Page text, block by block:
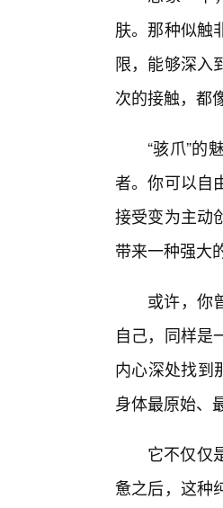
肤。那种似触
限，能够深入
次的接触，都
“骇爪”的
者。你可以自
接受变为主动
带来一种强大
或许，你
自己，同样是
内心深处找到
身体最原始、
它不仅仅
惫之后，这种